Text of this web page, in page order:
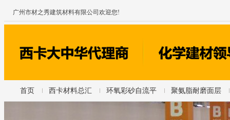
广州市材之秀建筑材料有限公司欢迎您!
首页 西卡材料总汇 环氧彩砂自流平 聚氨脂耐磨面层